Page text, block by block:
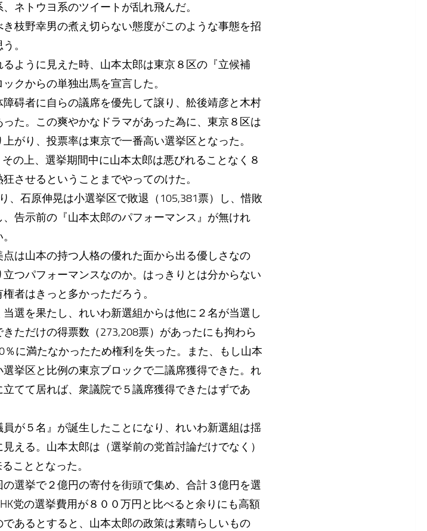
ネトウヨ系のツイートが乱れ飛んだ。
枝野幸男の煮え切らない態度がこのような事態を招
。
ように見えた時、山本太郎は東京８区の『立候補
クからの単独出馬を宣言した。
碍者に自らの議席を優先して譲り、舩後靖彦と木村
た。この爽やかなドラマがあった為に、東京８区は
がり、投票率は東京で一番高い選挙区となった。
の上、選挙期間中に山本太郎は悪びれることなく８
させるということまでやってのけた。
、石原伸晃は小選挙区で敗退（105,381票）し、惜敗
告示前の『山本太郎のパフォーマンス』が無けれ
は山本の持つ人格の優れた面から出る優しさなの
つパフォーマンスなのか。はっきりとは分からない
者はきっと多かっただろう。
選を果たし、れいわ新選組からは他に２名が当選し
ただけの得票数（273,208票）があったにも拘わら
に満たなかったため権利を失った。また、もし山本
挙区と比例の東京ブロックで二議席獲得できた。れ
てて居れば、衆議院で５議席獲得できたはずであ
が５名』が誕生したことになり、れいわ新選組は揺
える。山本太郎は（選挙前の党首討論だけでなく）
こととなった。
選挙で２億円の寄付を街頭で集め、合計３億円を選
党の選挙費用が８００万円と比べると余りにも高額
あるとすると、山本太郎の政策は素晴らしいもの